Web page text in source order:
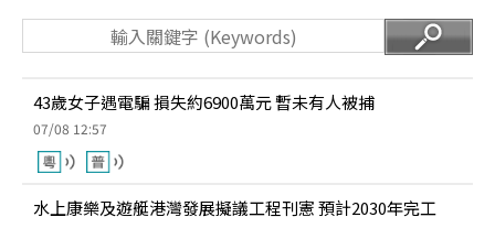
43歲女子遇電騙 損失約6900萬元 暫未有人被捕
07/08 12:57
水上康樂及遊艇港灣發展擬議工程刊憲 預計2030年完工